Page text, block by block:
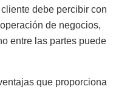
debe percibir con
de negocios,
entre las partes puede
que proporciona